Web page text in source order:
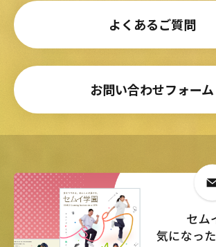
よくあるご質問
お問い合わせフォーム